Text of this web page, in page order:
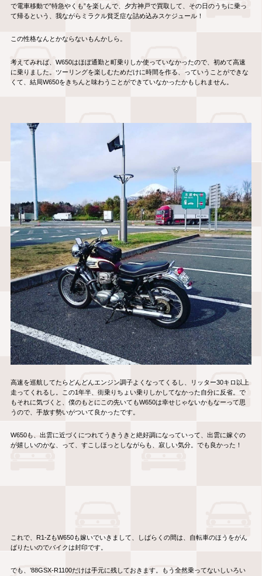
で電車移動で”特急やくも”を楽しんで、夕方神戸で買取して、その日のうちに乗っ
て帰るという、我ながらミラクル貧乏症な詰め込みスケジュール！
この性格なんとかならないもんかしら。
考えてみれば、W650はほぼ通勤と町乗りしか使っていなかったので、初めて高速
に乗りました。ツーリングを楽しむためだけに時間を作る、っていうことができな
くて、結局W650をきちんと味わうことができていなかったかもしれません。
高速を巡航してたらどんどんエンジン調子よくなってくるし、リッター30キロ以上
走ってくれるし。この1年半、街乗りちょい乗りしかしてなかった自分に反省。で
もそれに気づくと、僕のもとにこの先いてもW650は幸せじゃないかもなーって思
うので、手放す勢いがついて良かったです。
W650も、出雲に近づくにつれてうきうきと絶好調になっていって、出雲に嫁ぐの
が嬉しいのかな、って、すこしほっとしながらも、寂しい気分。でも良かった！
これで、R1-ZもW650も嫁いでいきまして、しばらくの間は、自転車のほうをがん
ばりたいのでバイクは封印です。
でも、’88GSX-R1100だけは手元に残しておきます。もう全然乗ってないしいろい